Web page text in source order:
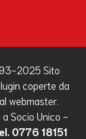
2025 Sito
coperte da
webmaster.
a Socio Unico -
0776 18151